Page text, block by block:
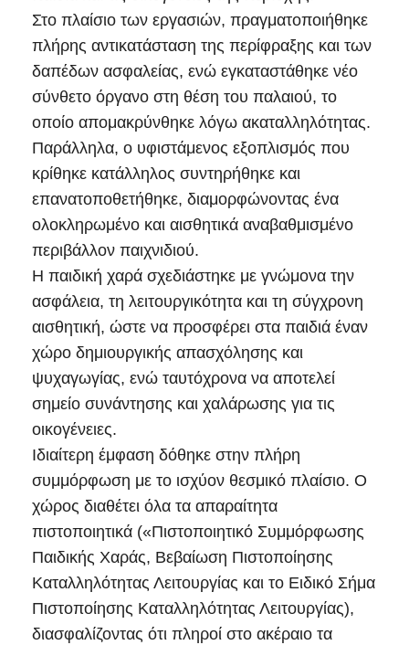
Στο πλαίσιο των εργασιών, πραγματοποιήθηκε
πλήρης αντικατάσταση της περίφραξης και των
δαπέδων ασφαλείας, ενώ εγκαταστάθηκε νέο
σύνθετο όργανο στη θέση του παλαιού, το
οποίο απομακρύνθηκε λόγω ακαταλληλότητας.
Παράλληλα, ο υφιστάμενος εξοπλισμός που
κρίθηκε κατάλληλος συντηρήθηκε και
επανατοποθετήθηκε, διαμορφώνοντας ένα
ολοκληρωμένο και αισθητικά αναβαθμισμένο
περιβάλλον παιχνιδιού.
Η παιδική χαρά σχεδιάστηκε με γνώμονα την
ασφάλεια, τη λειτουργικότητα και τη σύγχρονη
αισθητική, ώστε να προσφέρει στα παιδιά έναν
χώρο δημιουργικής απασχόλησης και
ψυχαγωγίας, ενώ ταυτόχρονα να αποτελεί
σημείο συνάντησης και χαλάρωσης για τις
οικογένειες.
Ιδιαίτερη έμφαση δόθηκε στην πλήρη
συμμόρφωση με το ισχύον θεσμικό πλαίσιο. Ο
χώρος διαθέτει όλα τα απαραίτητα
πιστοποιητικά («Πιστοποιητικό Συμμόρφωσης
Παιδικής Χαράς, Βεβαίωση Πιστοποίησης
Καταλληλότητας Λειτουργίας και το Ειδικό Σήμα
Πιστοποίησης Καταλληλότητας Λειτουργίας),
διασφαλίζοντας ότι πληροί στο ακέραιο τα